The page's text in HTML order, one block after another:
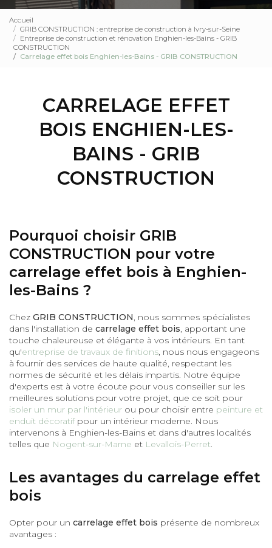
Accueil
GRIB CONSTRUCTION : entreprise de construction à Ivry-sur-Seine
Entreprise de construction et rénovation Enghien-les-Bains - GRIB
CONSTRUCTION
Carrelage effet bois Enghien-les-Bains - GRIB CONSTRUCTION
CARRELAGE EFFET
BOIS ENGHIEN-LES-
BAINS - GRIB
CONSTRUCTION
Pourquoi choisir GRIB
CONSTRUCTION pour votre
carrelage effet bois à Enghien-
les-Bains ?
Chez GRIB CONSTRUCTION, nous sommes spécialistes
dans l'installation de carrelage effet bois, apportant une
touche chaleureuse et élégante à vos intérieurs. En tant
qu'entreprise de travaux de finitions, nous nous engageons
à fournir des services de haute qualité, respectant les
normes de sécurité et les délais impartis. Notre équipe
d'experts est à votre écoute pour vous conseiller sur les
meilleures solutions pour votre projet, que ce soit pour
isoler un mur par l'intérieur ou pour choisir entre peinture et
enduit décoratifpour un intérieur moderne. Nous
intervenons à Enghien-les-Bains et dans d'autres localités
telles que Nogent-sur-Marne et Levallois-Perret.
Les avantages du carrelage effet
bois
Opter pour un carrelage effet bois présente de nombreux
avantages :